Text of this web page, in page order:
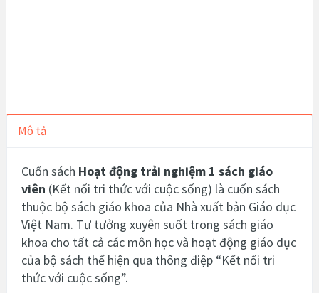
Mô tả
Cuốn sách Hoạt động trải nghiệm 1 sách giáo
viên (Kết nối tri thức với cuộc sống) là cuốn sách
thuộc bộ sách giáo khoa của Nhà xuất bản Giáo dục
Việt Nam. Tư tưởng xuyên suốt trong sách giáo
khoa cho tất cả các môn học và hoạt động giáo dục
của bộ sách thể hiện qua thông điệp “Kết nối tri
thức với cuộc sống”.